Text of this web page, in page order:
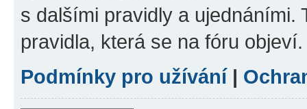
s dalšími pravidly a ujednáními.
pravidla, která se na fóru objeví.
Podmínky pro užívání|